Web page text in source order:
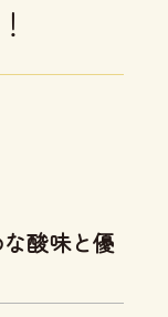
酸味と優